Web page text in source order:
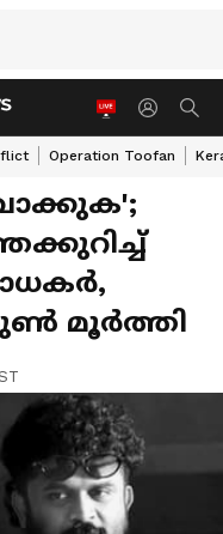
Operation Toofan
മൂര്‍ത്തി